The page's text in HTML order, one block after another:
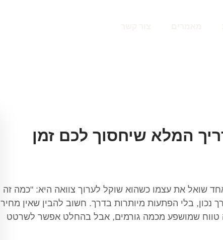
המלא שיחסוך לכם זמן
שואל את עצמו כשהוא שוקל לערוך צוואה היא: "כמה זה
בלי הפתעות מיותרות בדרך. חשוב להבין שאין מחיר
טווח שמושפע מכמה גורמים, אבל בהחלט אפשר לשרטט